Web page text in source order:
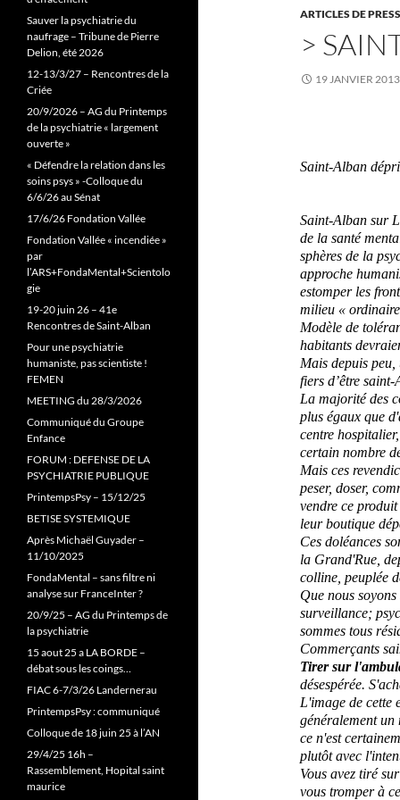
ARTICLES DE
>
19 JANVIER 2013
Saint-Alban
Saint-Alban sur
de la santé
sphères de la
approche
estomper les
milieu «
Modèle de
habitants
Mais depuis peu,
fiers d’être saint-
La majorité des
plus égaux que
centre hospitalier,
certain nombre
Mais ces
peser, doser,
vendre ce
leur boutique
Ces doléances
la Grand'Rue
colline peuplée
Que nous soyons
surveillance;
sommes tous
Commerçants
Tirer sur
désespérée.
L'image de cette
généralement
ce n'est
plutôt avec
Vous avez tiré
vous tromper à
Sauver la psychiatrie du
naufrage – Tribune de Pierre
Delion, été 2026
12-13/3/27 – Rencontres de la
Criée
20/9/2026 – AG du Printemps
de la psychiatrie « largement
ouverte »
« Défendre la relation dans les
soins psys » -Colloque du
6/6/26 au Sénat
17/6/26 Fondation Vallée
Fondation Vallée « incendiée »
par
l’ARS+FondaMental+Scientolo
gie
19-20 juin 26 – 41e
Rencontres de Saint-Alban
Pour une psychiatrie
humaniste, pas scientiste !
FEMEN
MEETING du 28/3/2026
Communiqué du Groupe
Enfance
FORUM : DEFENSE DE LA
PSYCHIATRIE PUBLIQUE
PrintempsPsy – 15/12/25
BETISE SYSTEMIQUE
Après Michaël Guyader –
11/10/2025
FondaMental – sans filtre ni
analyse sur FranceInter ?
20/9/25 – AG du Printemps de
la psychiatrie
15 aout 25 a LA BORDE –
débat sous les coings…
FIAC 6-7/3/26 Landernerau
PrintempsPsy : communiqué
Colloque de 18 juin 25 à l’AN
29/4/25 16h –
Rassemblement, Hopital saint
maurice